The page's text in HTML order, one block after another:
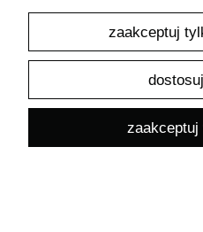
Dekoracyjny stempel XL "
zaakceptuj